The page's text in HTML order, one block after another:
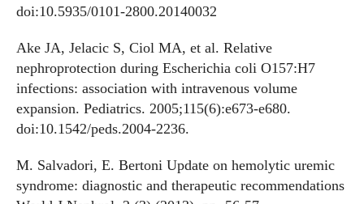
doi:10.5935/0101-2800.20140032
Ake JA, Jelacic S, Ciol MA, et al. Relative
nephroprotection during Escherichia coli O157:H7
infections: association with intravenous volume
expansion. Pediatrics. 2005;115(6):e673-e680.
doi:10.1542/peds.2004-2236.
M. Salvadori, E. Bertoni Update on hemolytic uremic
syndrome: diagnostic and therapeutic recommendations